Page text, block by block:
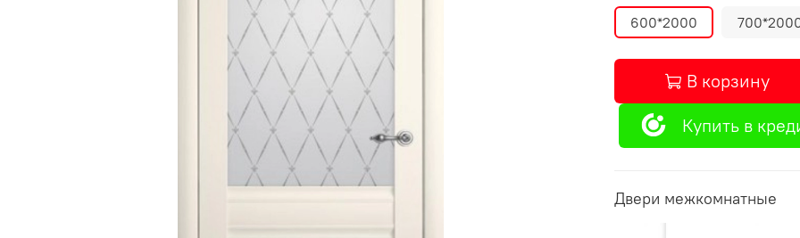
600*2000
В корзину
Купить в
Двери межкомнатные